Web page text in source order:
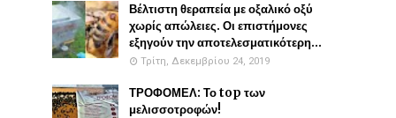
Βέλτιστη θεραπεία με οξαλικό οξύ
χωρίς απώλειες. Οι επιστήμονες
εξηγούν την αποτελεσματικότερη...
Τρίτη, Δεκεμβρίου 24, 2019
ΤΡΟΦΟΜΕΛ: Το top των
μελισσοτροφών!